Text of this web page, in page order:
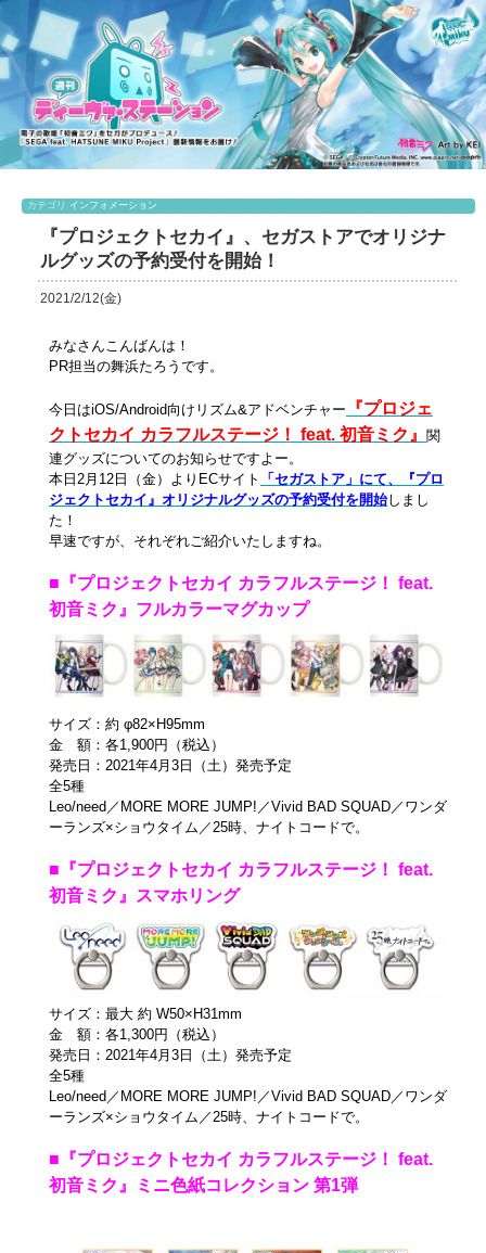
カテゴリ インフォメーション
『プロジェクトセカイ』、セガストアでオリジナ
ルグッズの予約受付を開始！
2021/2/12(金)
みなさんこんばんは！
PR担当の舞浜たろうです。
今日はiOS/Android向けリズム&アドベンチャー
『プロジェ
クトセカイ カラフルステージ！ feat. 初音ミク』
関
連グッズについてのお知らせですよー。
本日2月12日（金）よりECサイト
「セガストア」にて、『プロ
ジェクトセカイ』オリジナルグッズの予約受付を開始しまし
た！
早速ですが、それぞれご紹介いたしますね。
■『プロジェクトセカイ カラフルステージ！ feat.
初音ミク』フルカラーマグカップ
サイズ：約 φ82×H95mm
金 額：各1,900円（税込）
発売日：2021年4月3日（土）発売予定
全5種
Leo/need／MORE MORE JUMP!／Vivid BAD SQUAD／ワンダ
ーランズ×ショウタイム／25時、ナイトコードで。
■『プロジェクトセカイ カラフルステージ！ feat.
初音ミク』スマホリング
サイズ：最大 約 W50×H31mm
金 額：各1,300円（税込）
発売日：2021年4月3日（土）発売予定
全5種
Leo/need／MORE MORE JUMP!／Vivid BAD SQUAD／ワンダ
ーランズ×ショウタイム／25時、ナイトコードで。
■『プロジェクトセカイ カラフルステージ！ feat.
初音ミク』ミニ色紙コレクション 第1弾